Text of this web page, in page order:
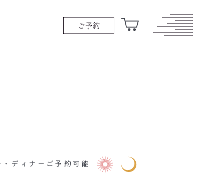
ご予約
・ディナーご予約可能